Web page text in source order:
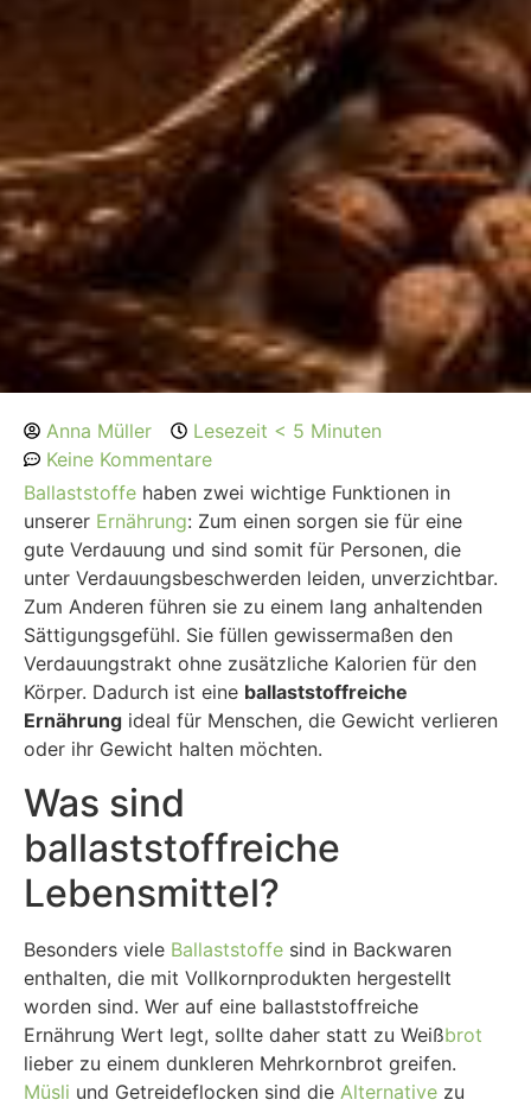
Anna Müller
Lesezeit < 5 Minuten
Keine Kommentare
Ballaststoffe haben zwei wichtige Funktionen in
unserer Ernährung: Zum einen sorgen sie für eine
gute Verdauung und sind somit für Personen, die
unter Verdauungsbeschwerden leiden, unverzichtbar.
Zum Anderen führen sie zu einem lang anhaltenden
Sättigungsgefühl. Sie füllen gewissermaßen den
Verdauungstrakt ohne zusätzliche Kalorien für den
Körper. Dadurch ist eine ballaststoffreiche
Ernährung ideal für Menschen, die Gewicht verlieren
oder ihr Gewicht halten möchten.
Was sind
ballaststoffreiche
Lebensmittel?
Besonders viele Ballaststoffe sind in Backwaren
enthalten, die mit Vollkornprodukten hergestellt
worden sind. Wer auf eine ballaststoffreiche
Ernährung Wert legt, sollte daher statt zu Weißbrot
lieber zu einem dunkleren Mehrkornbrot greifen.
Müsli und Getreideflocken sind die Alternative zu